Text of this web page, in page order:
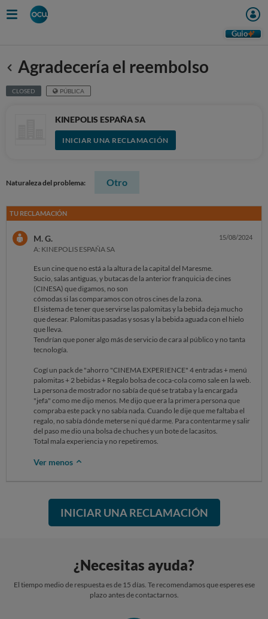
Guio
Anterior
Agradecería el reembolso
CLOSED PÚBLICA
KINEPOLIS ESPAÑA SA
INICIAR UNA RECLAMACIÓN
Naturaleza del problema: Otro
TU RECLAMACIÓN
M. G.
A: KINEPOLIS ESPAÑA SA
15/08/2024
Es un cine que no está a la altura de la capital del Maresme.
Sucio, salas antiguas, y butacas de la anterior franquicia de cines
(CINESA) que digamos, no son
cómodas si las comparamos con otros cines de la zona.
El sistema de tener que servirse las palomitas y la bebida deja mucho
que desear. Palomitas pasadas y sosas y la bebida aguada con el hielo
que lleva.
Tendrían que poner algo más de servicio de cara al público y no tanta
tecnología.
Cogí un pack de "ahorro "CINEMA EXPERIENCE" 4 entradas + menú
palomitas + 2 bebidas + Regalo bolsa de coca-cola como sale en la web.
La persona de mostrador no sabía de qué se trataba y la encargada
"jefa" como me dijo menos. Me dijo que era la primera persona que
compraba este pack y no sabía nada. Cuando le dije que me faltaba el
regalo, no sabía dónde meterse ni qué darme. Para contentarme y salir
del paso me dio una bolsa de chuches y un bote de lacasitos.
Total mala experiencia y no repetiremos.
Ver menos
INICIAR UNA RECLAMACIÓN
¿Necesitas ayuda?
El tiempo medio de respuesta es de 15 días. Te recomendamos que esperes ese
plazo antes de contactarnos.